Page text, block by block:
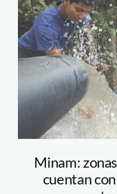
Minam:
cuentan